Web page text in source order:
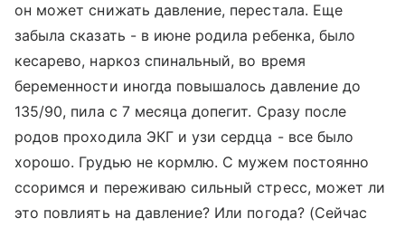
он может снижать давление, перестала. Еще
забыла сказать - в июне родила ребенка, было
кесарево, наркоз спинальный, во время
беременности иногда повышалось давление до
135/90, пила с 7 месяца допегит. Сразу после
родов проходила ЭКГ и узи сердца - все было
хорошо. Грудью не кормлю. С мужем постоянно
ссоримся и переживаю сильный стресс, может ли
это повлиять на давление? Или погода? (Сейчас